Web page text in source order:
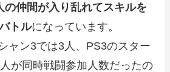
の仲間が入り乱れてスキルを
トルになっています。
ャン3では3人、PS3のスター
が同時戦闘参加人数だったの